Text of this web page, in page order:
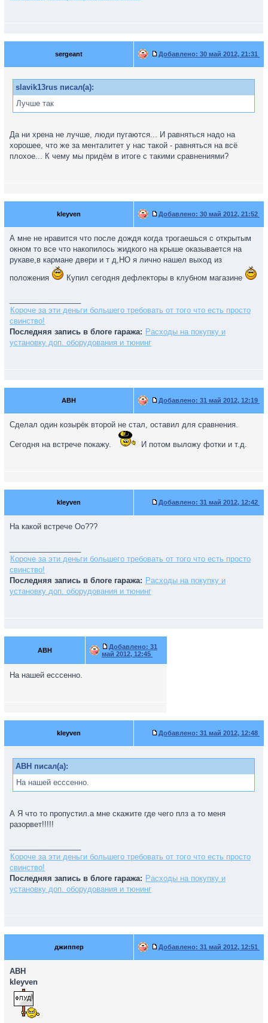
sergeant Добавлено: 30 май 2012, 21:31
slavik13rus писал(а):
Лучше так
Да ни хрена не лучше, люди пугаются... И равняться надо на
хорошее, что же за менталитет у нас такой - равняться на всё
плохое... К чему мы придём в итоге с такими сравнениями?
kleyven Добавлено: 30 май 2012, 21:52
А мне не нравится что после дождя когда трогаешься с открытым
окном то все что накопилось жидкого на крыше оказывается на
рукаве,в кармане двери и т д,НО я лично нашел выход из
положения
Купил сегодня дефлекторы в клубном магазине
Короче за эти деньги большего требовать от того что есть просто
свинство!
Последняя запись в блоге гаража: Расходы на покупку и
установку доп. оборудования и тюнинг
ABH Добавлено: 31 май 2012, 12:19
Сделал один козырёк второй не стал, оставил для сравнения.
Сегодня на встрече покажу. И потом выложу фотки и т.д.
kleyven Добавлено: 31 май 2012, 12:42
На какой встрече Оо???
Короче за эти деньги большего требовать от того что есть просто
свинство!
Последняя запись в блоге гаража: Расходы на покупку и
установку доп. оборудования и тюнинг
ABH Добавлено: 31
май 2012, 12:45
На нашей есссенно.
kleyven Добавлено: 31 май 2012, 12:48
ABH писал(а):
На нашей есссенно.
А Я что то пропустил.а мне скажите где чего плз а то меня
разорвет!!!!!
Короче за эти деньги большего требовать от того что есть просто
свинство!
Последняя запись в блоге гаража: Расходы на покупку и
установку доп. оборудования и тюнинг
джиппер Добавлено: 31 май 2012, 12:51
ABH
kleyven